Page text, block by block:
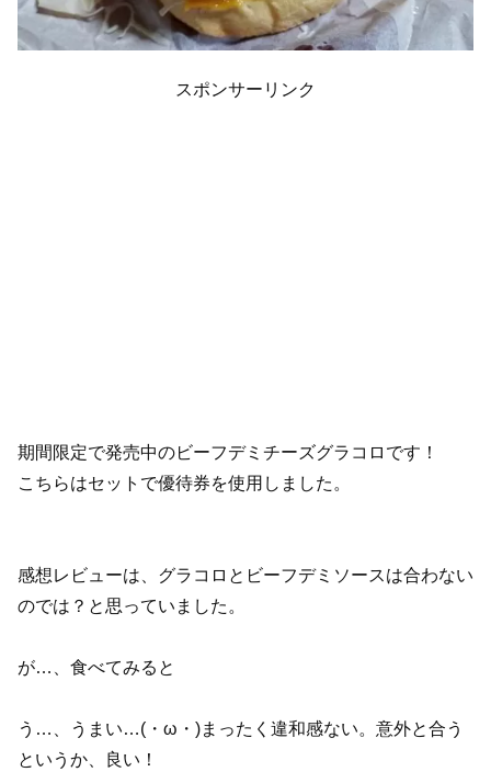
スポンサーリンク
期間限定で発売中のビーフデミチーズグラコロです！
こちらはセットで優待券を使用しました。
感想レビューは、グラコロとビーフデミソースは合わない
のでは？と思っていました。
が…、食べてみると
う…、うまい…(・ω・)まったく違和感ない。意外と合う
というか、良い！